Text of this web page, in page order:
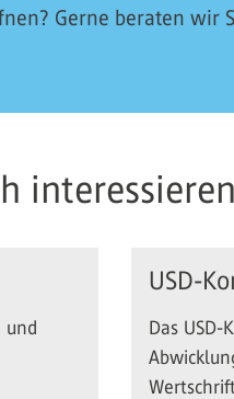
Gerne beraten wir
und
USD-
Das